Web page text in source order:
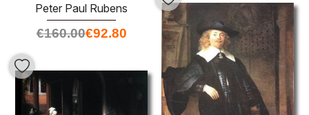
Peter Paul Rubens
€160.00€92.80